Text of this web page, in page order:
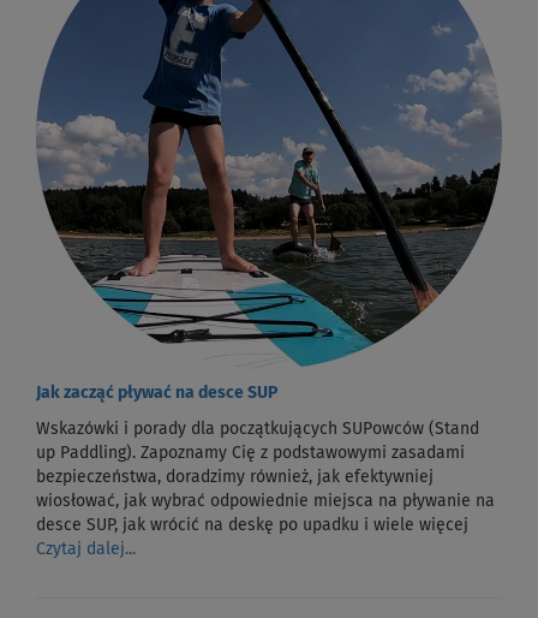
Jak zacząć pływać na desce SUP
Wskazówki i porady dla początkujących SUPowców (Stand
up Paddling). Zapoznamy Cię z podstawowymi zasadami
bezpieczeństwa, doradzimy również, jak efektywniej
wiosłować, jak wybrać odpowiednie miejsca na pływanie na
desce SUP, jak wrócić na deskę po upadku i wiele więcej
Czytaj dalej...